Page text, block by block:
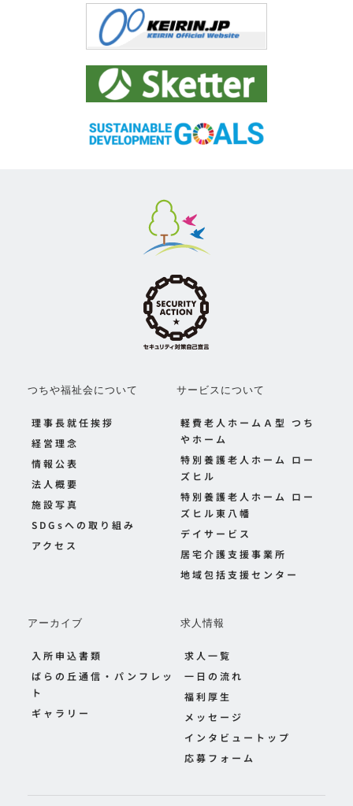
つちや福祉会について
理事長就任挨拶
経営理念
情報公表
法人概要
施設写真
SDGsへの取り組み
アクセス
サービスについて
軽費老人ホームＡ型 つち
やホーム
特別養護老人ホーム ロー
ズヒル
特別養護老人ホーム ロー
ズヒル東八幡
デイサービス
居宅介護支援事業所
地域包括支援センター
アーカイブ
入所申込書類
ばらの丘通信・パンフレッ
ト
ギャラリー
求人情報
求人一覧
一日の流れ
福利厚生
メッセージ
インタビュートップ
応募フォーム